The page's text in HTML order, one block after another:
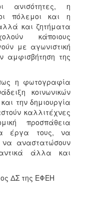
ανισότητες, η
πόλεμοι και η
και ζητήματα
κάποιους
με αγωνιστική
αμφισβήτηση της
η φωτογραφία
κοινωνικών
την δημιουργία
καλλιτέχνες
προσπάθεια
έργα τους, να
αναστατώσουν
άλλα και
ΔΣ της ΕΦΕΗ